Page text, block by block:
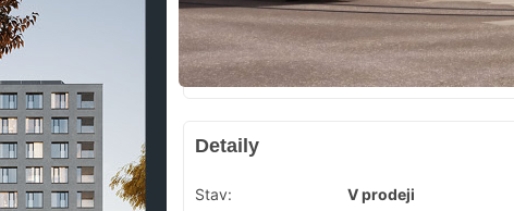
Detaily
Stav: V prodeji